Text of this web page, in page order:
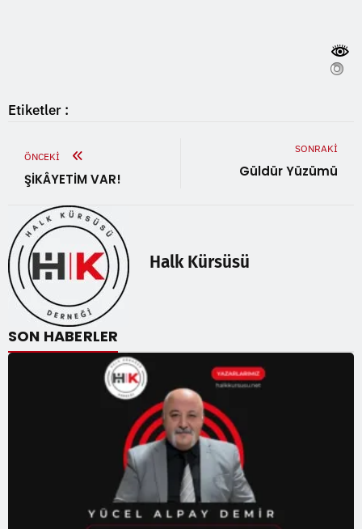
Etiketler :
ÖNCEKI
ŞİKÂYETİM VAR!
SONRAKI
Güldür Yüzümü
Halk Kürsüsü
SON HABERLER